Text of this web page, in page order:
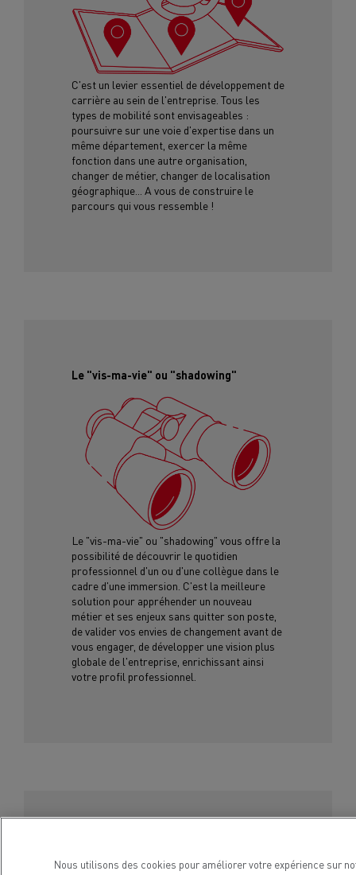
C'est un levier essentiel de développement de
carrière au sein de l'entreprise. Tous les
types de mobilité sont envisageables :
poursuivre sur une voie d'expertise dans un
même département, exercer la même
fonction dans une autre organisation,
changer de métier, changer de localisation
géographique... A vous de construire le
parcours qui vous ressemble !
Le "vis-ma-vie" ou "shadowing"
Le "vis-ma-vie" ou "shadowing" vous offre la
possibilité de découvrir le quotidien
professionnel d'un ou d'une collègue dans le
cadre d'une immersion. C'est la meilleure
solution pour appréhender un nouveau
métier et ses enjeux sans quitter son poste,
de valider vos envies de changement avant de
vous engager, de développer une vision plus
globale de l'entreprise, enrichissant ainsi
votre profil professionnel.
Nous utilisons des cookies pour améliorer votre expérience sur